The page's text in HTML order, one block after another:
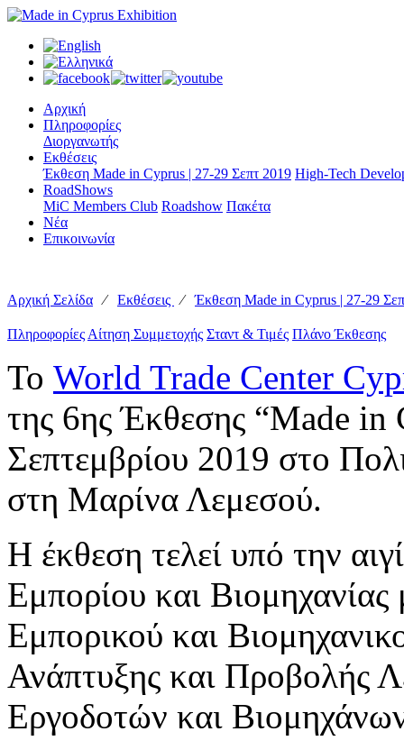
Αρχική
Πληροφορίες
Διοργανωτής
Εκθέσεις
Έκθεση Made in Cyprus | 27-29 Σεπτ 2019 High-Tech
RoadShows
MiC Members Club Roadshow Πακέτα
Νέα
Επικοινωνία
Αρχική Σελίδα ⁄ Εκθέσεις ⁄Έκθεση Made in Cyprus | 27-29
Πληροφορίες Αίτηση Συμμετοχής Σταντ & Τιμές Πλάνο Έκθεσης
Το World Trade Center
της 6ης Έκθεσης “Made in
Σεπτεμβρίου 2019 στο
στη Μαρίνα Λεμεσού.
Η έκθεση τελεί υπό την
Εμπορίου και
Εμπορικού και
Ανάπτυξης και Προβολής
Εργοδοτών και